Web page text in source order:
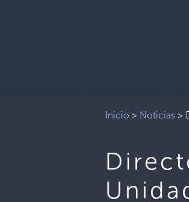
Inicio > Noticias >